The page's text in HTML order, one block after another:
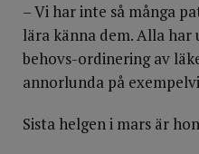
– Vi har inte så många
lära känna dem. Alla har
behovs-ordinering av
annorlunda på
Sista helgen i mars är